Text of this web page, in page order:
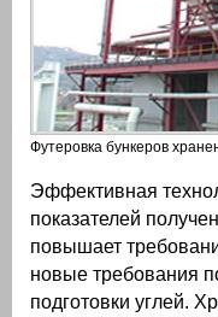
Футеровка бункеров
Эффективная
показателей
повышает
новые требования
подготовки углей.